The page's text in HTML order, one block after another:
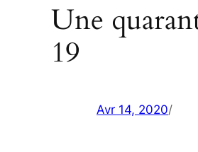
Une
19
Avr 14, 2020/